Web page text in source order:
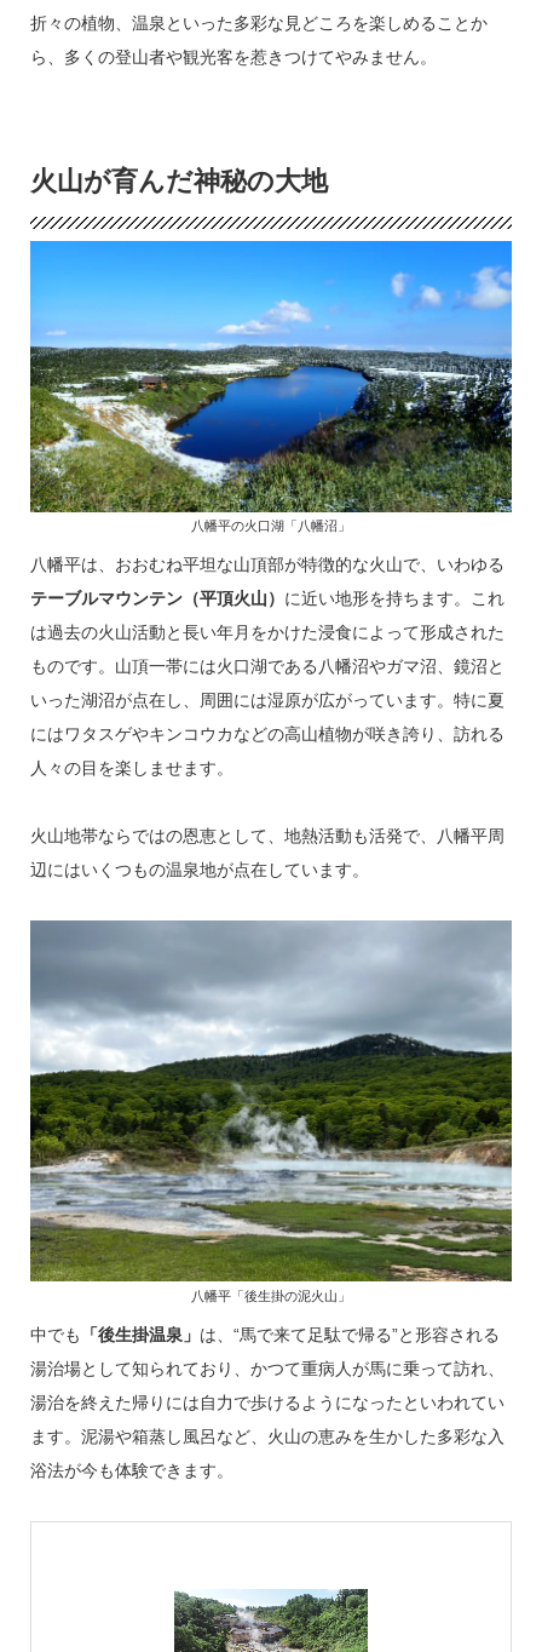
折々の植物、温泉といった多彩な見どころを楽しめることか
ら、多くの登山者や観光客を惹きつけてやみません。
火山が育んだ神秘の大地
八幡平の火口湖「八幡沼」
八幡平は、おおむね平坦な山頂部が特徴的な火山で、いわゆる
テーブルマウンテン（平頂火山） に近い地形を持ちます。これ
は過去の火山活動と長い年月をかけた浸食によって形成された
ものです。山頂一帯には火口湖である八幡沼やガマ沼、鏡沼と
いった湖沼が点在し、周囲には湿原が広がっています。特に夏
にはワタスゲやキンコウカなどの高山植物が咲き誇り、訪れる
人々の目を楽しませます。
火山地帯ならではの恩恵として、地熱活動も活発で、八幡平周
辺にはいくつもの温泉地が点在しています。
八幡平「後生掛の泥火山」
中でも 「後生掛温泉」 は、“馬で来て足駄で帰る”と形容される
湯治場として知られており、かつて重病人が馬に乗って訪れ、
湯治を終えた帰りには自力で歩けるようになったといわれてい
ます。泥湯や箱蒸し風呂など、火山の恵みを生かした多彩な入
浴法が今も体験できます。